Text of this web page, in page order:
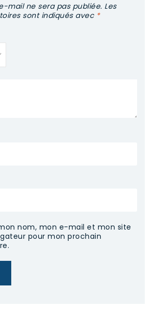
mail ne sera pas publiée. Les
sont indiqués avec *
nom, mon e-mail et mon site
pour mon prochain